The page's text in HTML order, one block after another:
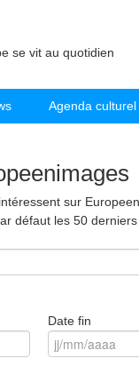
se vit au quotidien
Agenda culturel
sur
défaut les 50
Date fin